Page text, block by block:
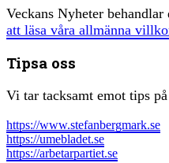
Veckans Nyheter
att läsa våra allmänna
Tipsa oss
Vi tar tacksamt emot tips
https://www.stefanbergmark.se
https://umebladet.se
https://arbetarpartiet.se